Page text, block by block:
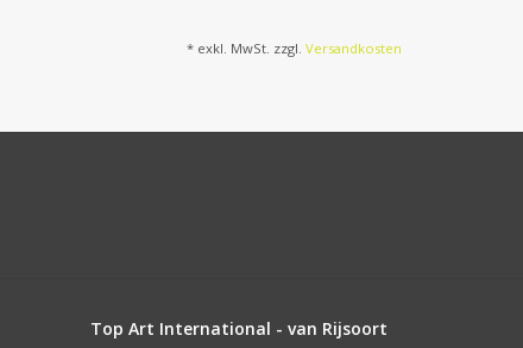
* exkl. MwSt. zzgl. Versandkosten
Top Art International - van Rijsoort